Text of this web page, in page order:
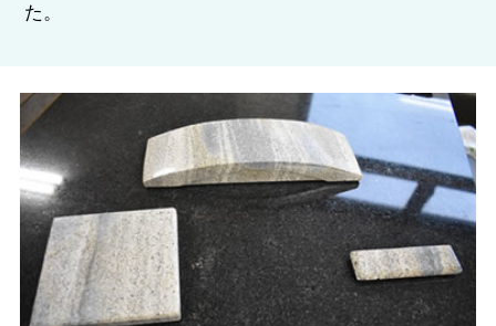
た。